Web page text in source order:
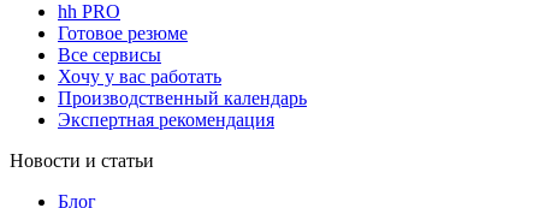
hh PRO
Готовое резюме
Все сервисы
Хочу у вас работать
Производственный календарь
Экспертная рекомендация
Новости и статьи
Блог